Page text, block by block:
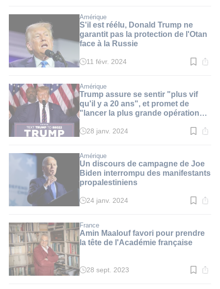
:
2
min.
Amérique
S'il est réélu, Donald Trump ne
garantit pas la protection de l'Otan
face à la Russie
Temps
:
2
min.
11 févr. 2024
Amérique
Trump assure se sentir "plus vif
qu'il y a 20 ans", et promet de
"lancer la plus grande opération
Temps
:
3
min.
28 janv. 2024
Amérique
Un discours de campagne de Joe
Biden interrompu des manifestants
propalestiniens
Temps
:
3
min.
24 janv. 2024
France
Amin Maalouf favori pour prendre
la tête de l'Académie française
Temps
28 sept. 2023